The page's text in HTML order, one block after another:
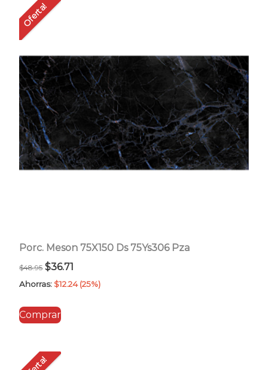
Oferta!
Porc. Meson 75X150 Ds 75Ys306 Pza
$48.95 El
precio
era:
$36.71
precio
Ahorras: $12.24 (25%)
Comprar